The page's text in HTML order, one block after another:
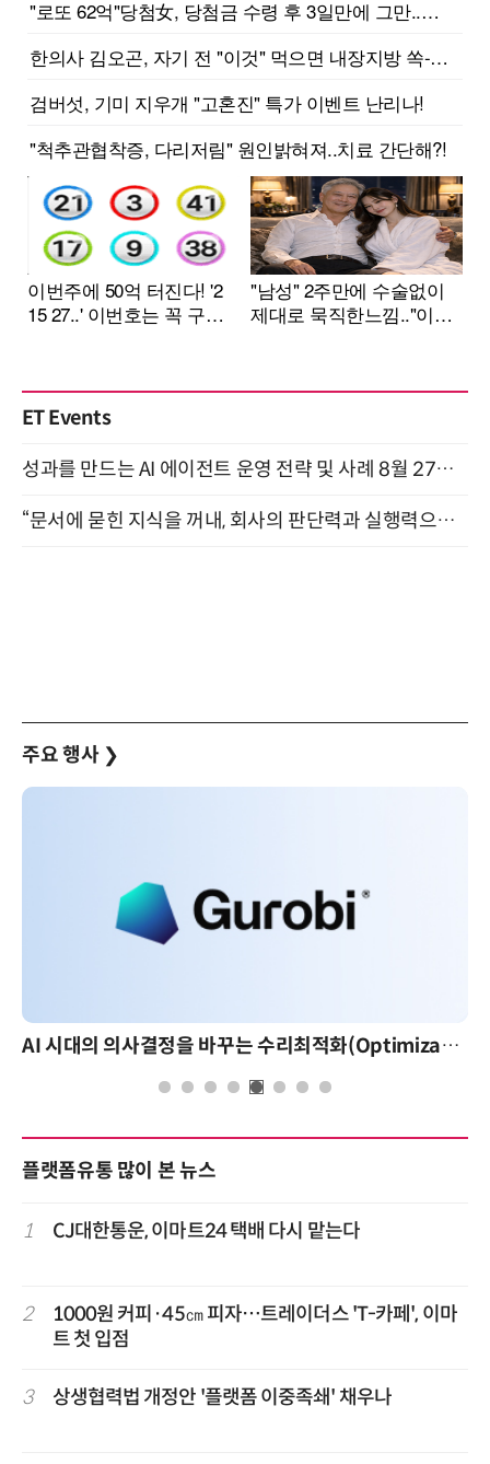
ET Events
성과를 만드는 AI 에이전트 운영 전략 및 사례 8월 27일 개최
“문서에 묻힌 지식을 꺼내, 회사의 판단력과 실행력으로 바꾸다” (8/20)
주요 행사 ❯
AI 시대의 의사결정을 바꾸는 수리최적화(Optimization): 실제 산업 적용 사례와 활용 전략
플랫폼유통 많이 본 뉴스
1 CJ대한통운, 이마트24 택배 다시 맡는다
2
1000원 커피·45㎝ 피자…트레이더스 'T-카페', 이마
트 첫 입점
3 상생협력법 개정안 '플랫폼 이중족쇄' 채우나